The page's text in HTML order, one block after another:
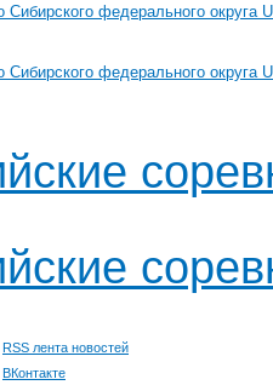
Сибирского федерального округа
Сибирского федерального округа
RSS лента новостей
ВКонтакте